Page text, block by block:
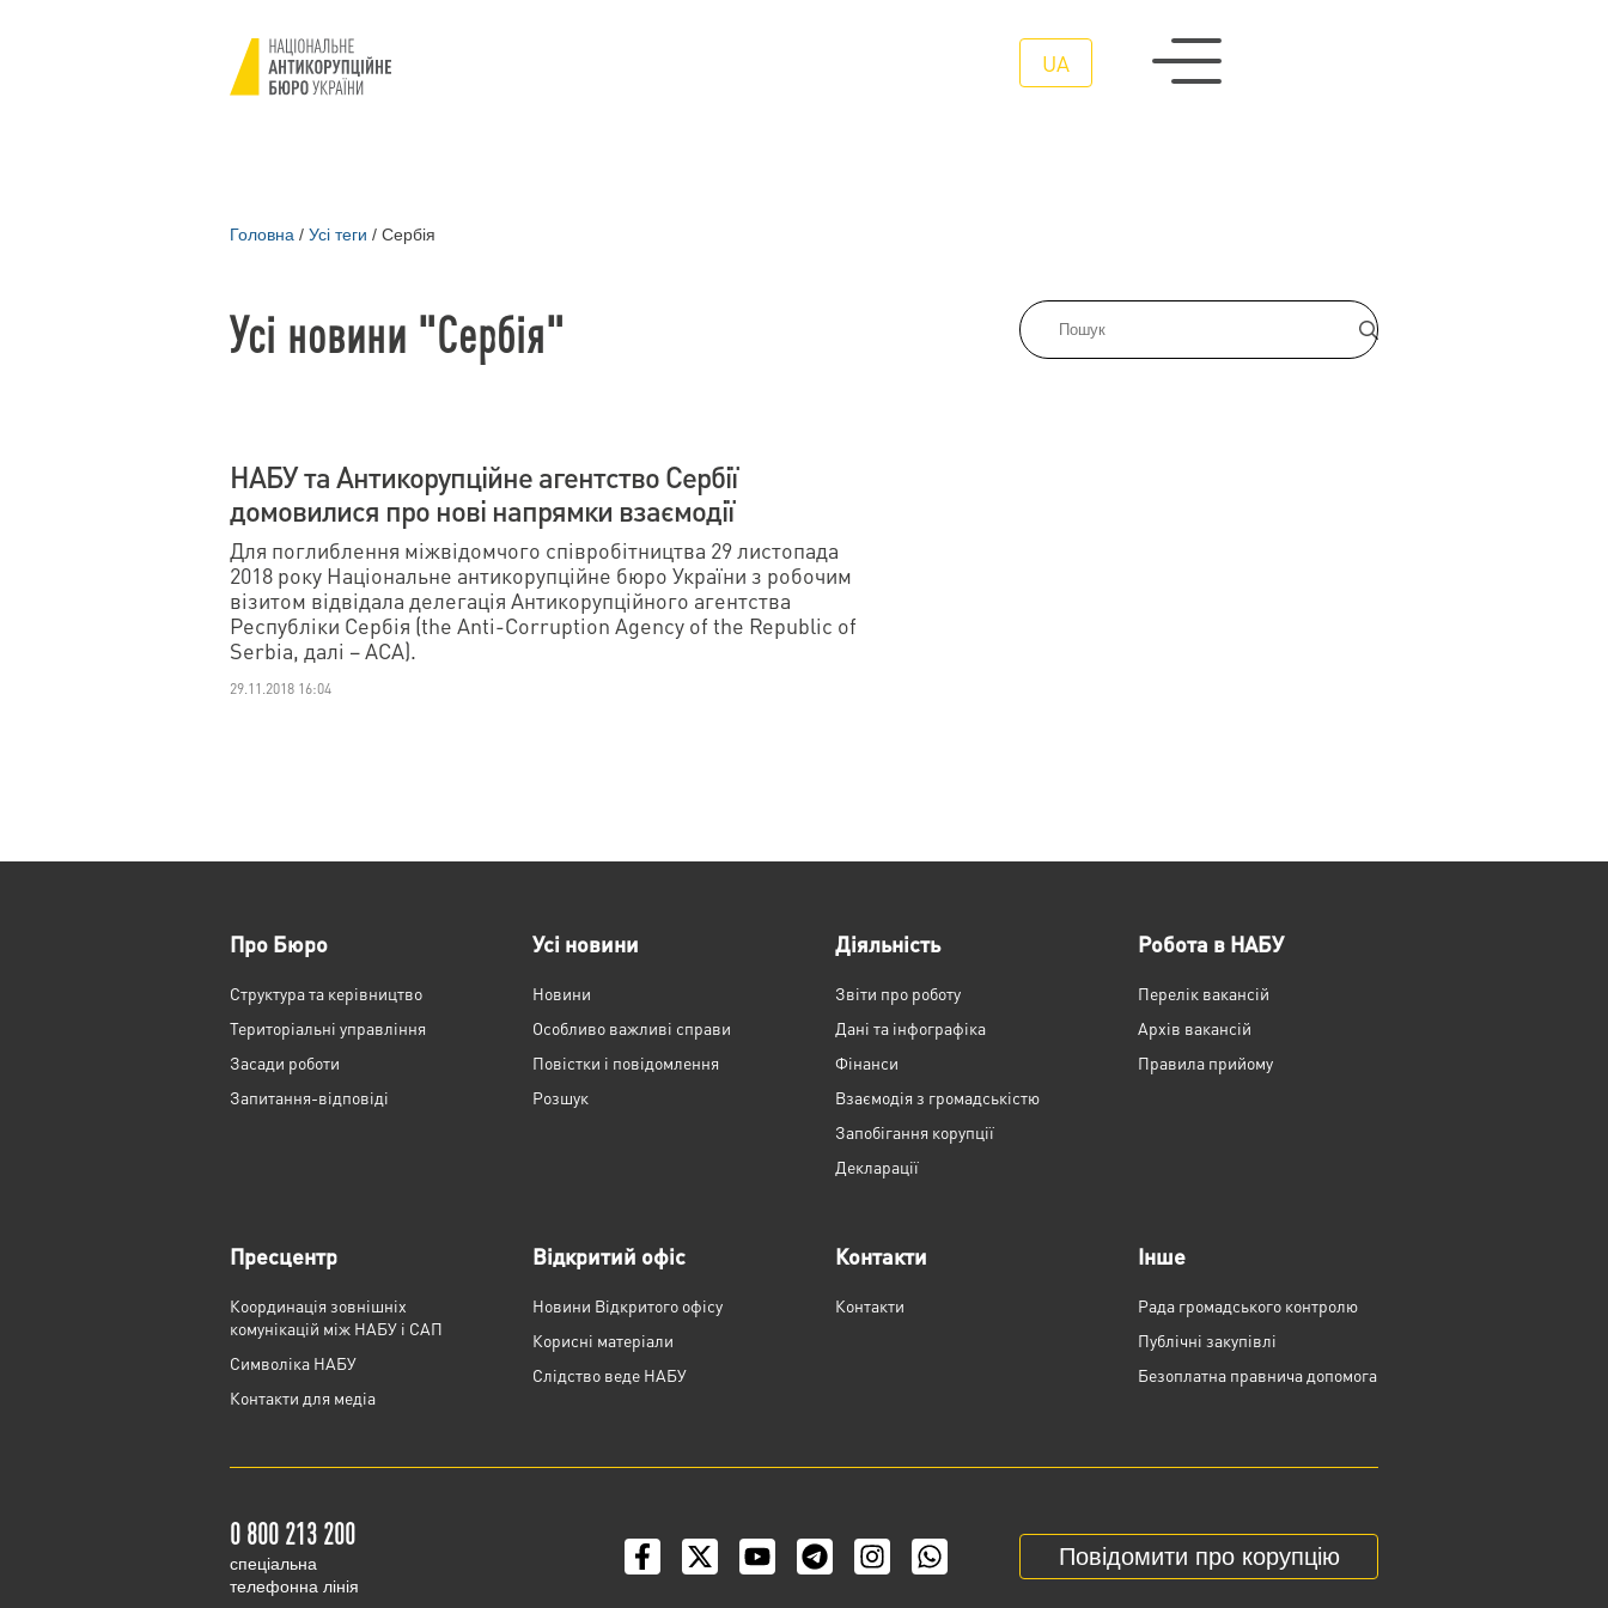
UA
Головна / Усі теги / Сербія
Усі новини "Сербія"
НАБУ та Антикорупційне агентство Сербії
домовилися про нові напрямки взаємодії
Для поглиблення міжвідомчого співробітництва 29 листопада
2018 року Національне антикорупційне бюро України з робочим
візитом відвідала делегація Антикорупційного агентства
Республіки Сербія (the Anti-Corruption Agency of the Republic of
Serbia, далі – ACA).
29.11.2018 16:04
Про Бюро
Структура та керівництво
Територіальні управління
Засади роботи
Запитання-відповіді
Усі новини
Новини
Особливо важливі справи
Повістки і повідомлення
Розшук
Діяльність
Звіти про роботу
Дані та інфографіка
Фінанси
Взаємодія з громадськістю
Запобігання корупції
Декларації
Робота в НАБУ
Перелік вакансій
Архів вакансій
Правила прийому
Пресцентр
Координація зовнішніх
комунікацій між НАБУ і САП
Cимволіка НАБУ
Контакти для медіа
Відкритий офіс
Новини Відкритого офісу
Корисні матеріали
Слідство веде НАБУ
Контакти
Контакти
Інше
Рада громадського контролю
Публічні закупівлі
Безоплатна правнича допомога
0 800 213 200
cпеціальна
телефонна лінія
Повідомити про корупцію